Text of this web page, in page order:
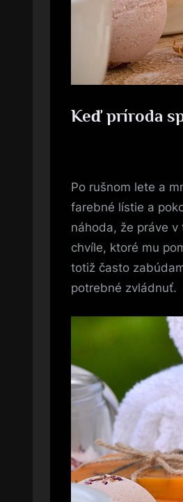
Keď príroda
Po rušnom lete a
farebné lístie a
náhoda, že práve
chvíle, ktoré mu
totiž často
potrebné zvládnuť.